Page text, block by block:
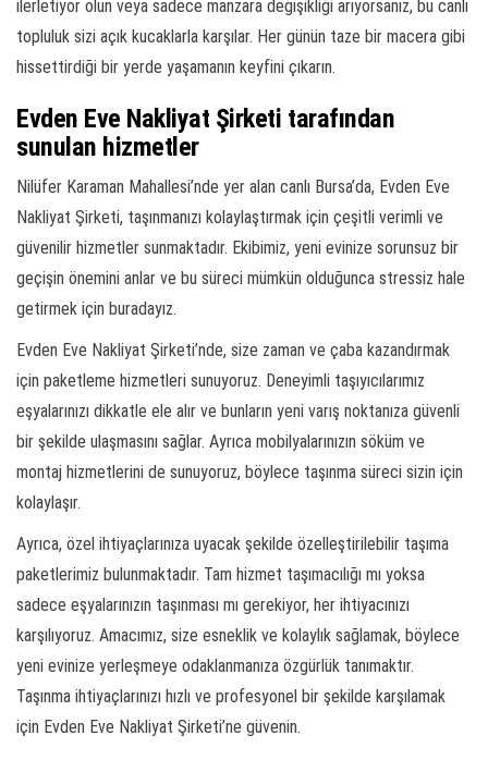
ilerletiyor olun veya sadece manzara değişikliği arıyorsanız, bu canlı
topluluk sizi açık kucaklarla karşılar. Her günün taze bir macera gibi
hissettirdiği bir yerde yaşamanın keyfini çıkarın.
Evden Eve Nakliyat Şirketi tarafından
sunulan hizmetler
Nilüfer Karaman Mahallesi’nde yer alan canlı Bursa’da, Evden Eve
Nakliyat Şirketi, taşınmanızı kolaylaştırmak için çeşitli verimli ve
güvenilir hizmetler sunmaktadır. Ekibimiz, yeni evinize sorunsuz bir
geçişin önemini anlar ve bu süreci mümkün olduğunca stressiz hale
getirmek için buradayız.
Evden Eve Nakliyat Şirketi’nde, size zaman ve çaba kazandırmak
için paketleme hizmetleri sunuyoruz. Deneyimli taşıyıcılarımız
eşyalarınızı dikkatle ele alır ve bunların yeni varış noktanıza güvenli
bir şekilde ulaşmasını sağlar. Ayrıca mobilyalarınızın söküm ve
montaj hizmetlerini de sunuyoruz, böylece taşınma süreci sizin için
kolaylaşır.
Ayrıca, özel ihtiyaçlarınıza uyacak şekilde özelleştirilebilir taşıma
paketlerimiz bulunmaktadır. Tam hizmet taşımacılığı mı yoksa
sadece eşyalarınızın taşınması mı gerekiyor, her ihtiyacınızı
karşılıyoruz. Amacımız, size esneklik ve kolaylık sağlamak, böylece
yeni evinize yerleşmeye odaklanmanıza özgürlük tanımaktır.
Taşınma ihtiyaçlarınızı hızlı ve profesyonel bir şekilde karşılamak
için Evden Eve Nakliyat Şirketi’ne güvenin.